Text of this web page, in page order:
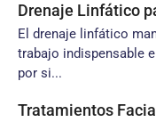
Drenaje Linfático
El drenaje linfático
trabajo indispensable
por si...
Tratamientos